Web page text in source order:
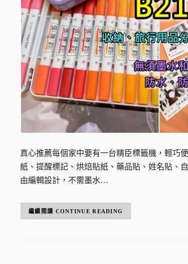
真心推薦每個家中要有一台精臣標籤機，輕巧
紙、提醒標記、烘焙貼紙、藥品貼、姓名貼、
由編輯設計，不需墨水…
CONTINUE READING